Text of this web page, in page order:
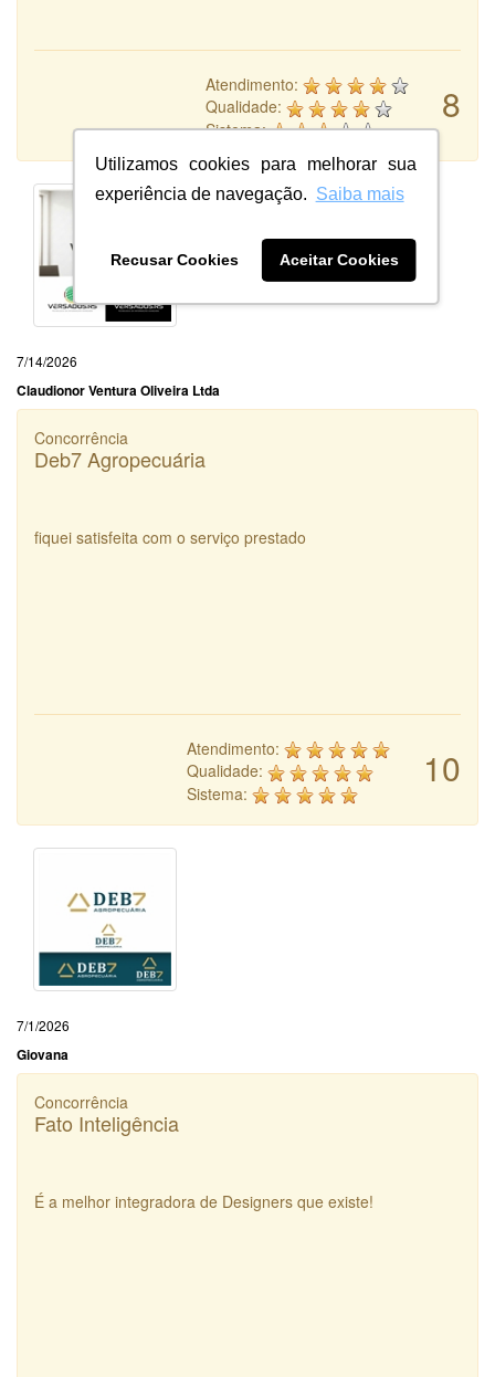
Utilizamos cookies para melhorar sua
experiência de navegação. Saiba mais
Recusar Cookies Aceitar Cookies
8
Atendimento:
Qualidade:
Sistema:
7/14/2026
Claudionor Ventura Oliveira Ltda
Concorrência
Deb7 Agropecuária
fiquei satisfeita com o serviço prestado
10
Atendimento:
Qualidade:
Sistema:
7/1/2026
Giovana
Concorrência
Fato Inteligência
É a melhor integradora de Designers que existe!